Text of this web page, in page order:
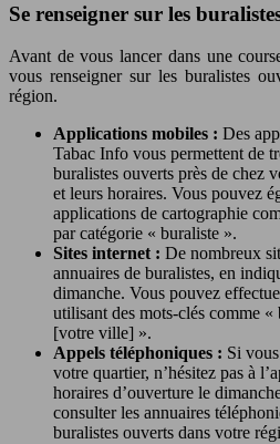
Se renseigner sur les
Avant de vous lancer dans une
vous renseigner sur les buralistes
région.
Applications mobiles : Des
Tabac Info vous permettent de
buralistes ouverts près de chez
et leurs horaires. Vous pouvez
applications de cartographie
par catégorie « buraliste ».
Sites internet : De nombreux
annuaires de buralistes, en
dimanche. Vous pouvez
utilisant des mots-clés comme
[votre ville] ».
Appels téléphoniques : Si
votre quartier, n’hésitez pas à
horaires d’ouverture le
consulter les annuaires
buralistes ouverts dans votre